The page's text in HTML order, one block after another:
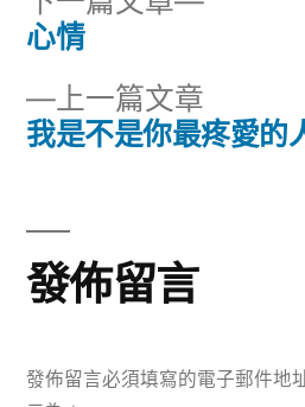
文
章
覽
上一篇文章
一
我是不是你最疼愛的
章:
心情
發佈留言
發佈留言必須填寫的電子郵件地